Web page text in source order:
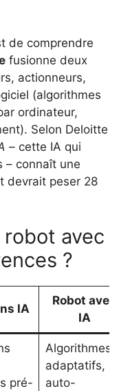
de comprendre
fusionne deux
actionneurs,
(algorithmes
ordinateur,
Selon Deloitte
– cette IA qui
– connaît une
devrait peser 28
robot avec
?
IA
Robot avec
IA
pré-
Algorithmes
adaptatifs,
auto-